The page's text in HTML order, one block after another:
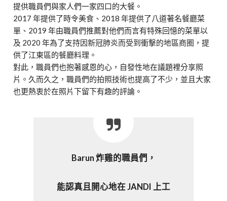
提供職員們與家人們一家四口的大餐。
2017 年提供了時令美食、2018 年提供了八道著名餐廳菜
單、2019 年由職員們推薦對他們而言有特殊回憶的菜單以
及 2020 年為了支持因新冠肺炎而受到衝擊的地區商圈，提
供了江東區的餐廳料理。
對此，職員們也抱著感恩的心，自發性地在議題裡分享照
片。久而久之，職員們的拍照技術也提高了不少，並且大家
也更熱衷於在照片下留下有趣的評論。
Barun 炸雞的職員們，
能認真且開心地在 JANDI 上工